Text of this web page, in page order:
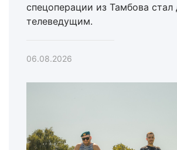
спецоперации из Тамбова стал
телеведущим.
06.08.2026